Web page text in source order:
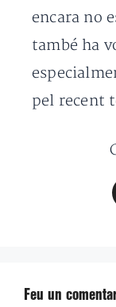
encara no
també ha
pel recent
Feu un